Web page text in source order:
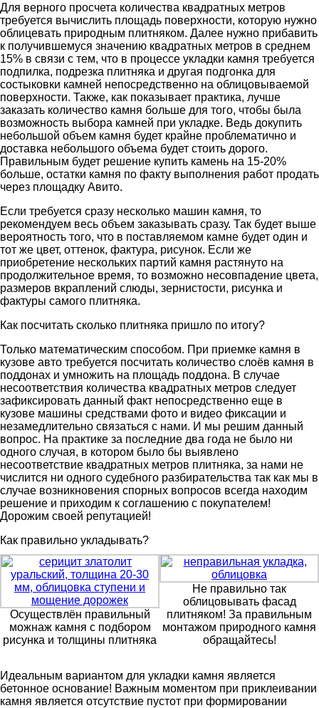
Для верного просчета количества квадратных метров
требуется вычислить площадь поверхности, которую нужно
облицевать природным плитняком. Далее нужно прибавить
к получившемуся значению квадратных метров в среднем
15% в связи с тем, что в процессе укладки камня требуется
подпилка, подрезка плитняка и другая подгонка для
состыковки камней непосредственно на облицовываемой
поверхности. Также, как показывает практика, лучше
заказать количество камня больше для того, чтобы была
возможность выбора камней при укладке. Ведь докупить
небольшой объем камня будет крайне проблематично и
доставка небольшого объема будет стоить дорого.
Правильным будет решение купить камень на 15-20%
больше, остатки камня по факту выполнения работ продать
через площадку Авито.
Если требуется сразу несколько машин камня, то
рекомендуем весь объем заказывать сразу. Так будет выше
вероятность того, что в поставляемом камне будет один и
тот же цвет, оттенок, фактура, рисунок. Если же
приобретение нескольких партий камня растянуто на
продолжительное время, то возможно несовпадение цвета,
размеров вкраплений слюды, зернистости, рисунка и
фактуры самого плитняка.
Как посчитать сколько плитняка пришло по итогу?
Только математическим способом. При приемке камня в
кузове авто требуется посчитать количество слоёв камня в
поддонах и умножить на площадь поддона. В случае
несоответствия количества квадратных метров следует
зафиксировать данный факт непосредственно еще в
кузове машины средствами фото и видео фиксации и
незамедлительно связаться с нами. И мы решим данный
вопрос. На практике за последние два года не было ни
одного случая, в котором было бы выявлено
несоответствие квадратных метров плитняка, за нами не
числится ни одного судебного разбирательства так как мы в
случае возникновения спорных вопросов всегда находим
решение и приходим к соглашению с покупателем!
Дорожим своей репутацией!
Как правильно укладывать?
Осуществлён правильный
можнаж камня с подбором
рисунка и толщины плитняка
Не правильно так
облицовывать фасад
плитняком! За правильным
монтажом природного камня
обращайтесь!
Идеальным вариантом для укладки камня является
бетонное основание! Важным моментом при приклеивании
камня является отсутствие пустот при формировании